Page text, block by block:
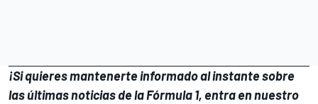
¡Si quieres mantenerte informado al instante sobre
las últimas noticias de laFórmula 1, entra ennuestro